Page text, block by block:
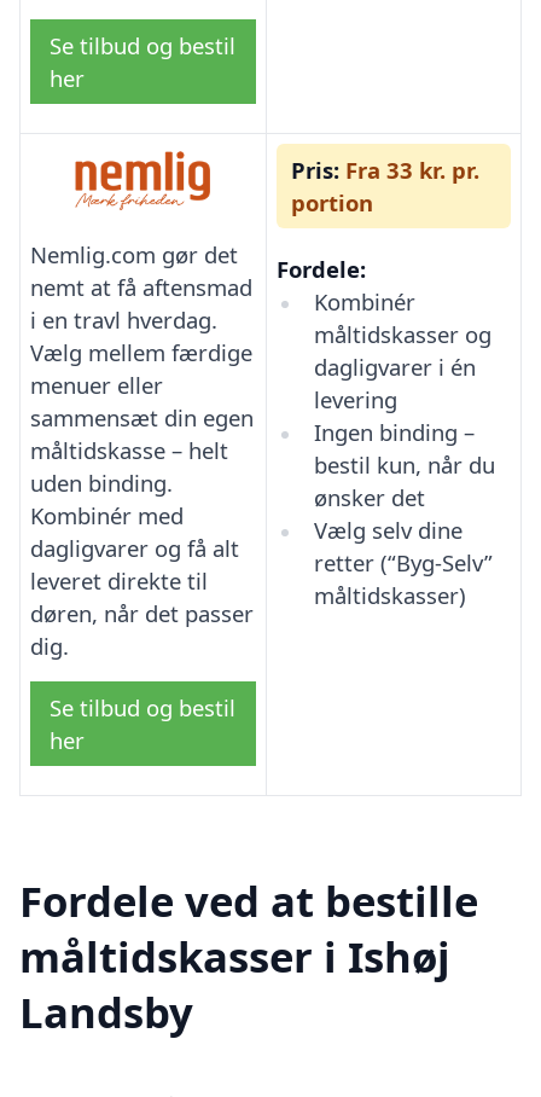
Se tilbud og bestil
her
Nemlig.com gør det
nemt at få aftensmad
i en travl hverdag.
Vælg mellem færdige
menuer eller
sammensæt din egen
måltidskasse – helt
uden binding.
Kombinér med
dagligvarer og få alt
leveret direkte til
døren, når det passer
dig.
Se tilbud og bestil
her
Pris: Fra 33 kr. pr.
portion
Fordele:
Kombinér
måltidskasser og
dagligvarer i én
levering
Ingen binding –
bestil kun, når du
ønsker det
Vælg selv dine
retter (“Byg-Selv”
måltidskasser)
Fordele ved at bestille
måltidskasser i Ishøj
Landsby